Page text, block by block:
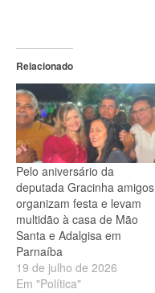
Relacionado
Pelo aniversário da
deputada Gracinha amigos
organizam festa e levam
multidão à casa de Mão
Santa e Adalgisa em
Parnaíba
19 de julho de 2026
Em "Política"